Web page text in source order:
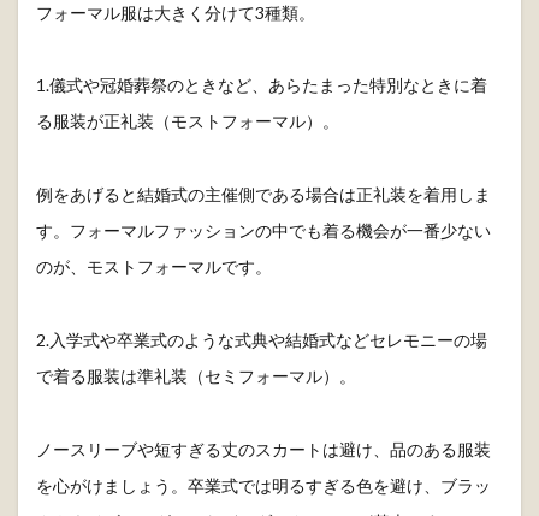
フォーマル服は大きく分けて3種類。
1.儀式や冠婚葬祭のときなど、あらたまった特別なときに着
る服装が正礼装（モストフォーマル）。
例をあげると結婚式の主催側である場合は正礼装を着用しま
す。フォーマルファッションの中でも着る機会が一番少ない
のが、モストフォーマルです。
2.入学式や卒業式のような式典や結婚式などセレモニーの場
で着る服装は準礼装（セミフォーマル）。
ノースリーブや短すぎる丈のスカートは避け、品のある服装
を心がけましょう。卒業式では明るすぎる色を避け、ブラッ